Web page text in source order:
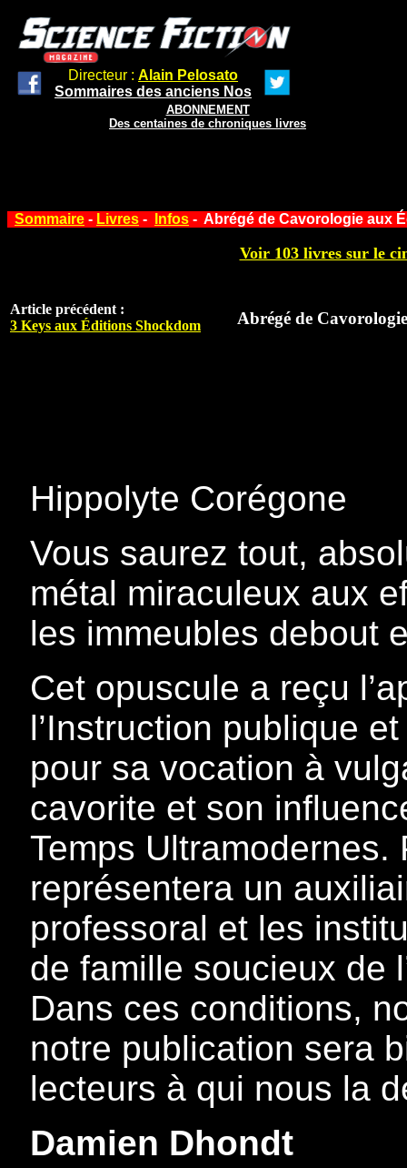
Directeur : Alain Pelosato
Sommaires des anciens Nos
ABONNEMENT
Des centaines de chroniques livres
Sommaire - Livres - Infos - Abrégé de Cavorologie aux
Voir 103 livres sur le
Article précédent :
3 Keys aux Éditions Shockdom
Abrégé de
Hippolyte Corégone
Vous saurez tout,
métal miraculeux aux
les immeubles debout
Cet opuscule a reçu
l’Instruction publique
pour sa vocation à
cavorite et son
Temps Ultramodernes.
représentera un
professoral et les
de famille soucieux de
Dans ces conditions,
notre publication sera
lecteurs à qui nous la
Damien Dhondt